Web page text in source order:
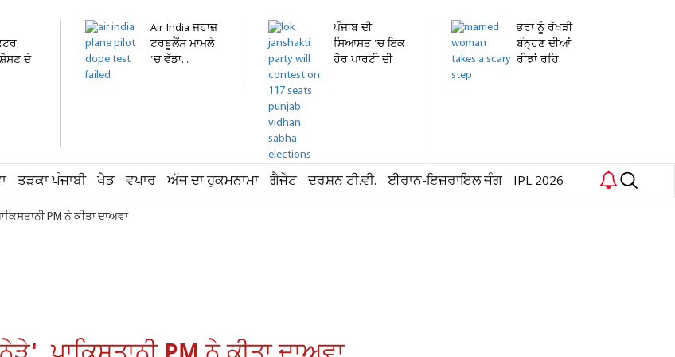
ਦੇ
Air India ਜਹਾਜ਼
ਟਰਬੂਲੈਂਸ ਮਾਮਲੇ
'ਚ ਵੱਡਾ...
ਪੰਜਾਬ ਦੀ
ਸਿਆਸਤ 'ਚ ਇਕ
ਹੋਰ ਪਾਰਟੀ ਦੀ
ਭਰਾ ਨੂੰ ਰੱਖੜੀ
ਬੰਨ੍ਹਣ ਦੀਆਂ
ਰੀਝਾਂ ਰਹਿ
ਤੜਕਾ ਪੰਜਾਬੀ ਖੇਡ ਵਪਾਰ ਅੱਜ ਦਾ ਹੁਕਮਨਾਮਾ ਗੈਜੇਟ ਦਰਸ਼ਨ ਟੀ.ਵੀ. ਈਰਾਨ-ਇਜ਼ਰਾਇਲ ਜੰਗ IPL 2026
PM ਨੇ ਕੀਤਾ ਦਾਅਵਾ